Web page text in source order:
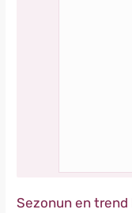
Sezonun en trend